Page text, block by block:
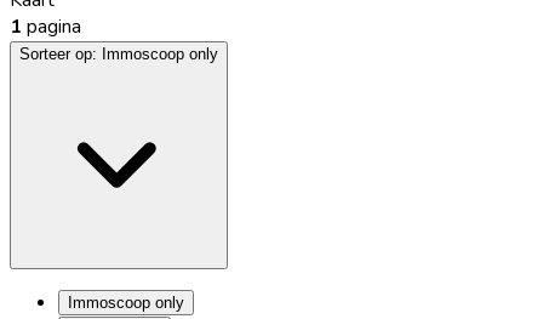
1 pagina
Sorteer op: Immoscoop only
Immoscoop only